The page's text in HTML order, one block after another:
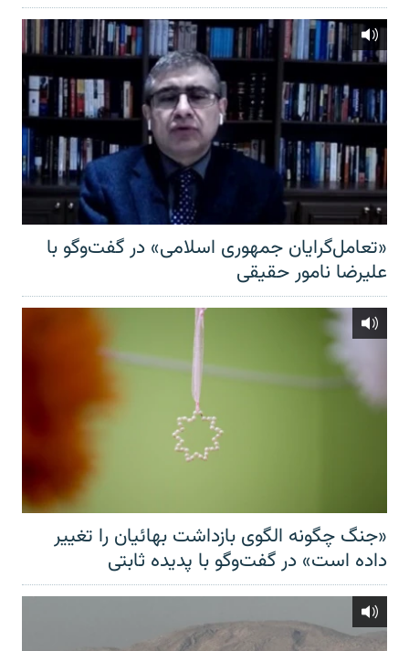
«تعامل‌گرایان جمهوری اسلامی» در گفت‌وگو با
علیرضا نامور حقیقی
«جنگ چگونه الگوی بازداشت بهائیان را تغییر
داده است» در گفت‌وگو با پدیده ثابتی